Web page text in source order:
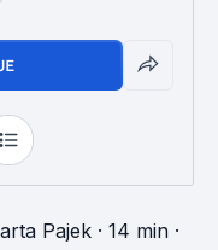
Pajek · 14 min ·